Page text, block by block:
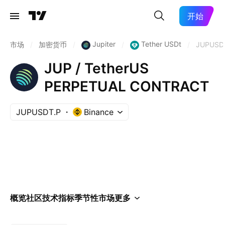
开始
市场 加密货币 Jupiter Tether USDt
JUP / TetherUS
PERPETUAL CONTRACT
JUPUSDT.P Binance
概览社区技术指标季节性市场更多